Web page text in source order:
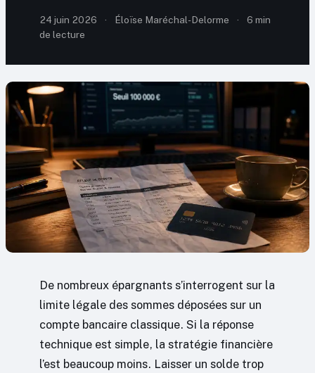
24 juin 2026 · Éloïse Maréchal-Delorme ·
6 min
de lecture
De nombreux épargnants s’interrogent sur la
limite légale des sommes déposées sur un
compte bancaire classique. Si la réponse
technique est simple, la stratégie financière
l’est beaucoup moins. Laisser un solde trop